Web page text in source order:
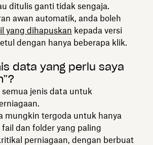
ditulis ganti tidak sengaja.
awan automatik, anda boleh
yang dihapuskan kepada versi
dengan hanya beberapa klik.
data yang perlu saya
jenis data untuk
mungkin tergoda untuk hanya
dan folder yang paling
perniagaan, dengan berbuat